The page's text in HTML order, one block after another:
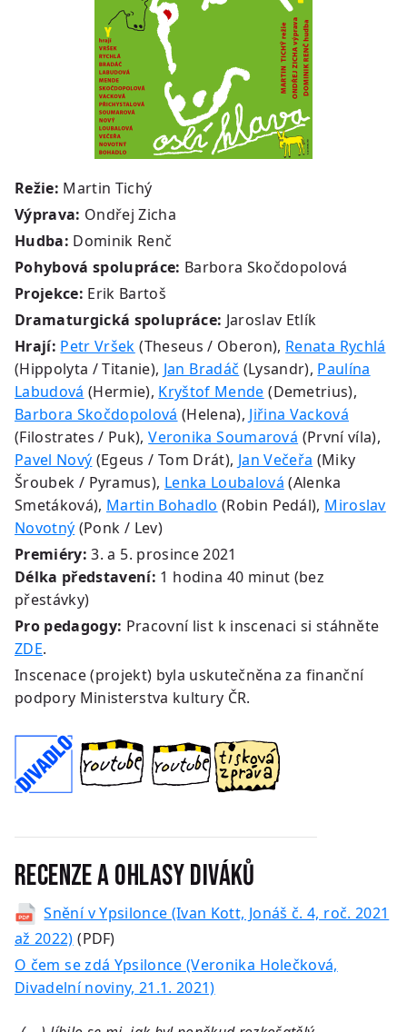
Režie: Martin Tichý
Výprava: Ondřej Zicha
Hudba: Dominik Renč
Pohybová spolupráce: Barbora Skočdopolová
Projekce: Erik Bartoš
Dramaturgická spolupráce: Jaroslav Etlík
Hrají: Petr Vršek (Theseus / Oberon), Renata Rychlá
(Hippolyta / Titanie), Jan Bradáč (Lysandr), Paulína
Labudová (Hermie), Kryštof Mende (Demetrius),
Barbora Skočdopolová (Helena), Jiřina Vacková
(Filostrates / Puk),Veronika Soumarová (První víla),
Pavel Nový (Egeus / Tom Drát), Jan Večeřa (Miky
Šroubek / Pyramus), Lenka Loubalová (Alenka
Smetáková), Martin Bohadlo (Robin Pedál), Miroslav
Novotný (Ponk / Lev)
Premiéry:3. a 5. prosince 2021
Délka představení: 1 hodina 40 minut (bez
přestávky)
Pro pedagogy: Pracovní list k inscenaci si stáhněte
ZDE.
Inscenace (projekt) byla uskutečněna za finanční
podpory Ministerstva kultury ČR.
RECENZE a ohlasy diváků
Snění v Ypsilonce (Ivan Kott, Jonáš č. 4, roč. 2021
až 2022) (PDF)
O čem se zdá Ypsilonce (Veronika Holečková,
Divadelní noviny, 21.1. 2021)